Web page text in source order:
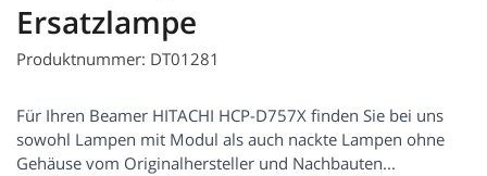
Ersatzlampe
Produktnummer: DT01281
Für Ihren Beamer HITACHI HCP-D757X finden Sie bei uns
sowohl Lampen mit Modul als auch nackte Lampen ohne
Gehäuse vom Originalhersteller und Nachbauten...